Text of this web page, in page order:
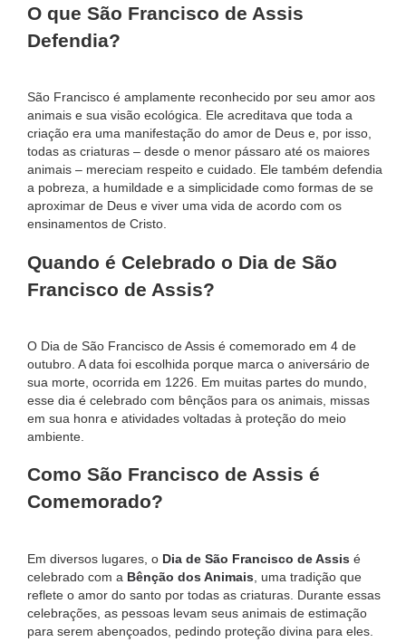
O que São Francisco de Assis
Defendia?
São Francisco é amplamente reconhecido por seu amor aos
animais e sua visão ecológica. Ele acreditava que toda a
criação era uma manifestação do amor de Deus e, por isso,
todas as criaturas – desde o menor pássaro até os maiores
animais – mereciam respeito e cuidado. Ele também defendia
a pobreza, a humildade e a simplicidade como formas de se
aproximar de Deus e viver uma vida de acordo com os
ensinamentos de Cristo.
Quando é Celebrado o Dia de São
Francisco de Assis?
O Dia de São Francisco de Assis é comemorado em 4 de
outubro. A data foi escolhida porque marca o aniversário de
sua morte, ocorrida em 1226. Em muitas partes do mundo,
esse dia é celebrado com bênçãos para os animais, missas
em sua honra e atividades voltadas à proteção do meio
ambiente.
Como São Francisco de Assis é
Comemorado?
Em diversos lugares, o Dia de São Francisco de Assis é
celebrado com a Bênção dos Animais , uma tradição que
reflete o amor do santo por todas as criaturas. Durante essas
celebrações, as pessoas levam seus animais de estimação
para serem abençoados, pedindo proteção divina para eles.